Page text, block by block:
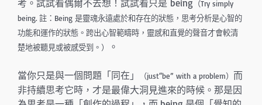
考。試試看偶爾不去想！試試看只是 being （Try simply
being. 註：Being 是靈魂永遠處於和存在的狀態，思考分析是心智的
功能和運作的狀態。跨出心智範疇時，靈感和直覺的聲音才會較清
楚地被聽見或被感受到。）
。
當你只是與一個問題「同在」 （just“be” with a problem） 而
非持續思考它時，才是最偉大洞見進來的時候。那是因